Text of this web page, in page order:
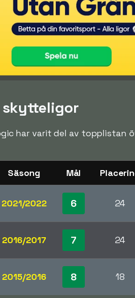
skytteligor
har varit del av topplistan
Säsong Mål
2021/2022 6 24
2016/2017 7 24
2015/2016 8 18